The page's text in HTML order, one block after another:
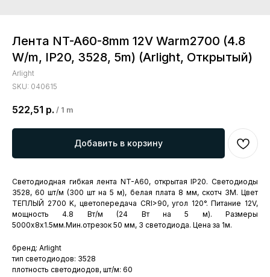
Лента NT-A60-8mm 12V Warm2700 (4.8
W/m, IP20, 3528, 5m) (Arlight, Открытый)
Arlight
SKU: 040615
522,51 р. / 1 m
Добавить в корзину
Светодиодная гибкая лента NT-A60, открытая IP20. Светодиоды
3528, 60 шт/м (300 шт на 5 м), белая плата 8 мм, скотч 3M. Цвет
ТЕПЛЫЙ 2700 K, цветопередача CRI>90, угол 120°. Питание 12V,
мощность 4.8 Вт/м (24 Вт на 5 м). Размеры
5000х8x1.5мм.Мин.отрезок 50 мм, 3 светодиода. Цена за 1м.
бренд: Arlight
тип светодиодов: 3528
плотность светодиодов, шт/м: 60